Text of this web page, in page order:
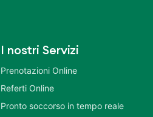
I nostri Servizi
Prenotazioni Online
Referti Online
Pronto soccorso in tempo reale